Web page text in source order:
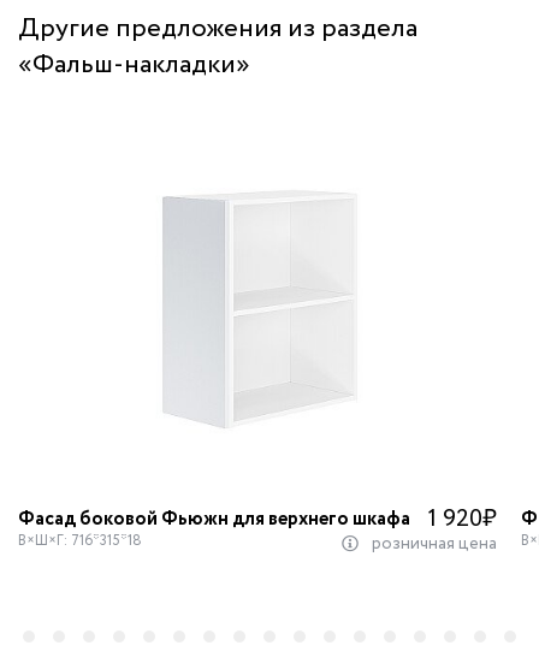
Другие предложения из раздела
«Фальш-накладки»
Фасад боковой Фьюжн для верхнего шкафа 1 920₽
В×Ш×Г: 716*315*18 розничная цена